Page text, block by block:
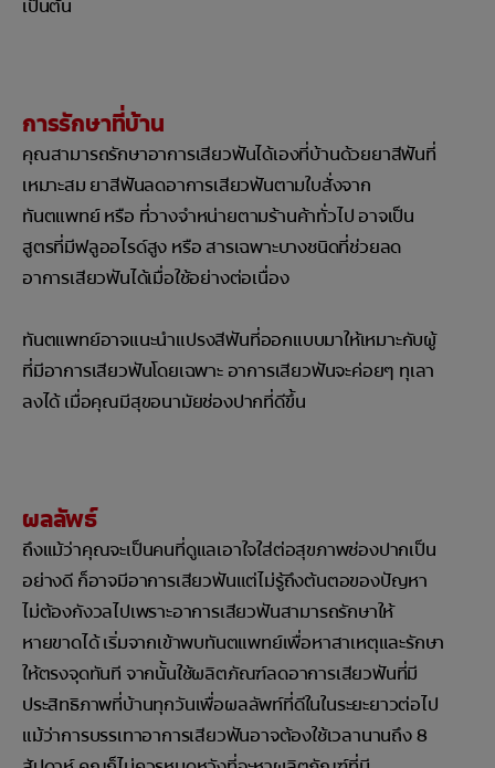
เป็นต้น
การรักษาที่บ้าน
คุณสามารถรักษาอาการเสียวฟันได้เองที่บ้านด้วยยาสีฟันที่
เหมาะสม ยาสีฟันลดอาการเสียวฟันตามใบสั่งจาก
ทันตแพทย์ หรือ ที่วางจำหน่ายตามร้านค้าทั่วไป อาจเป็น
สูตรที่มีฟลูออไรด์สูง หรือ สารเฉพาะบางชนิดที่ช่วยลด
อาการเสียวฟันได้เมื่อใช้อย่างต่อเนื่อง
ทันตแพทย์อาจแนะนำแปรงสีฟันที่ออกแบบมาให้เหมาะกับผู้
ที่มีอาการเสียวฟันโดยเฉพาะ อาการเสียวฟันจะค่อยๆ ทุเลา
ลงได้ เมื่อคุณมีสุขอนามัยช่องปากที่ดีขึ้น
ผลลัพธ์
ถึงแม้ว่าคุณจะเป็นคนที่ดูแลเอาใจใส่ต่อสุขภาพช่องปากเป็น
อย่างดี ก็อาจมีอาการเสียวฟันแต่ไม่รู้ถึงต้นตอของปัญหา
ไม่ต้องกังวลไปเพราะอาการเสียวฟันสามารถรักษาให้
หายขาดได้ เริ่มจากเข้าพบทันตแพทย์เพื่อหาสาเหตุและรักษา
ให้ตรงจุดทันที จากนั้นใช้ผลิตภัณฑ์ลดอาการเสียวฟันที่มี
ประสิทธิภาพที่บ้านทุกวันเพื่อผลลัพท์ที่ดีในในระยะยาวต่อไป
แม้ว่าการบรรเทาอาการเสียวฟันอาจต้องใช้เวลานานถึง 8